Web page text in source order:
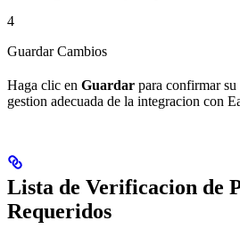
4
Guardar Cambios
Haga clic en Guardar para confirmar
gestion adecuada de la integracion con
Lista de Verificacion de
Requeridos